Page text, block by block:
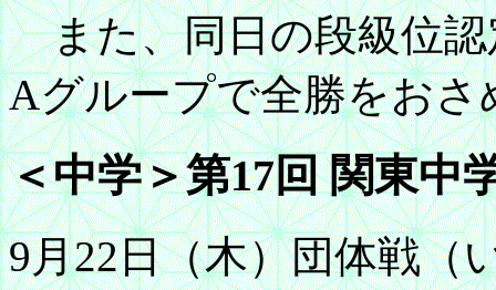
また、同日の段級位認
Aグループで全勝をおさ
＜中学＞第17回 関東中
9月22日（木）団体戦